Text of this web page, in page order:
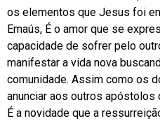
os elementos que Jesus foi
Emaús, É o amor que se
capacidade de sofrer pelo
manifestar a vida nova
comunidade. Assim como os
anunciar aos outros apóstolos
É a novidade que a